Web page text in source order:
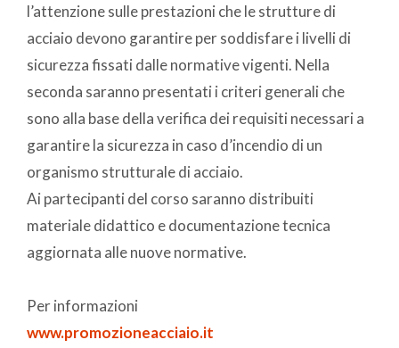
l’attenzione sulle prestazioni che le strutture di
acciaio devono garantire per soddisfare i livelli di
sicurezza fissati dalle normative vigenti. Nella
seconda saranno presentati i criteri generali che
sono alla base della verifica dei requisiti necessari a
garantire la sicurezza in caso d’incendio di un
organismo strutturale di acciaio.
Ai partecipanti del corso saranno distribuiti
materiale didattico e documentazione tecnica
aggiornata alle nuove normative.
Per informazioni
www.promozioneacciaio.it